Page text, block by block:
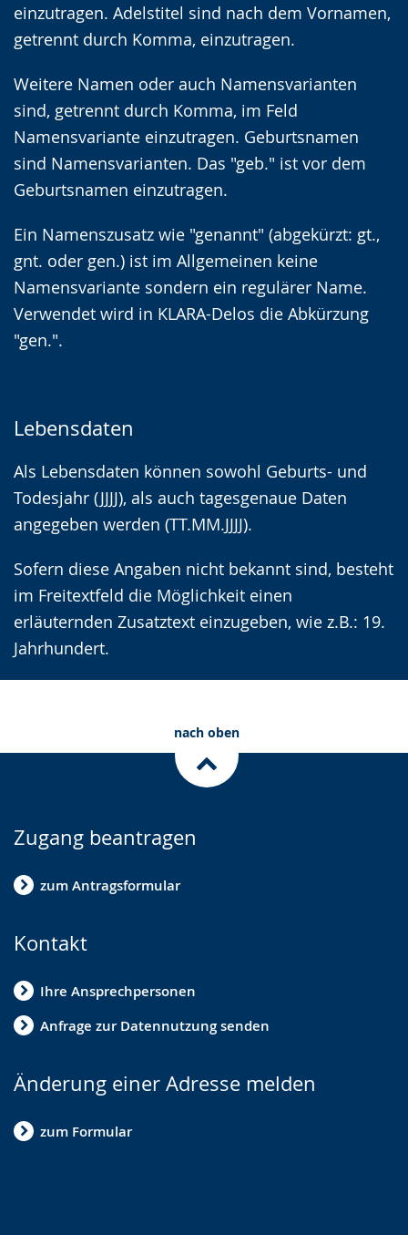
einzutragen. Adelstitel sind nach dem Vornamen,
getrennt durch Komma, einzutragen.
Weitere Namen oder auch Namensvarianten
sind, getrennt durch Komma, im Feld
Namensvariante einzutragen. Geburtsnamen
sind Namensvarianten. Das "geb." ist vor dem
Geburtsnamen einzutragen.
Ein Namenszusatz wie "genannt" (abgekürzt: gt.,
gnt. oder gen.) ist im Allgemeinen keine
Namensvariante sondern ein regulärer Name.
Verwendet wird in KLARA-Delos die Abkürzung
"gen.".
Lebensdaten
Als Lebensdaten können sowohl Geburts- und
Todesjahr (JJJJ), als auch tagesgenaue Daten
angegeben werden (TT.MM.JJJJ).
Sofern diese Angaben nicht bekannt sind, besteht
im Freitextfeld die Möglichkeit einen
erläuternden Zusatztext einzugeben, wie z.B.: 19.
Jahrhundert.
nach oben
Zugang beantragen
zum Antragsformular
Kontakt
Ihre Ansprechpersonen
Anfrage zur Datennutzung senden
Änderung einer Adresse melden
zum Formular